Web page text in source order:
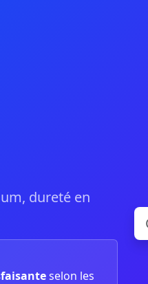
dureté en
selon les